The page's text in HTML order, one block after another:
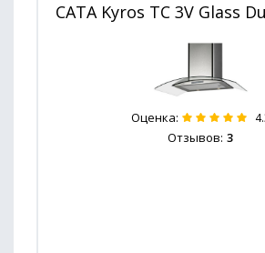
CATA Kyros TC 3V Glass
Оценка:
Отзывов: 3